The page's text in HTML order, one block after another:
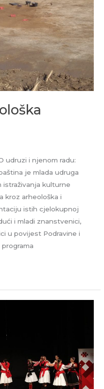
udruzi i njenom radu:
je mlada udruga
istraživanja kulturne
kroz arheološka i
istih cjelokupnoj
i mladi znanstvenici,
u povijest Podravine i